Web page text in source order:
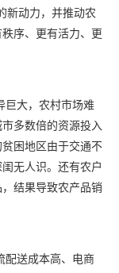
新动力，并推动农
序、更有活力、更
巨大，农村市场难
多数倍的资源投入
困地区由于交通不
无人识。还有农户
结果导致农产品销
配送成本高、电商